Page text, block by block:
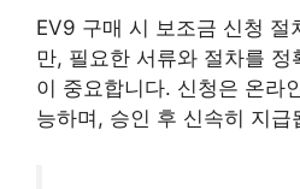
EV9 구매 시 보조금 신청 절
만, 필요한 서류와 절차를 정
이 중요합니다. 신청은 온라
능하며, 승인 후 신속히 지급